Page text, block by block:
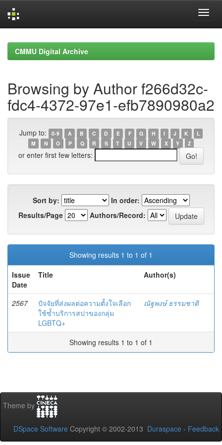
navigationCMMU Digital Archive
Browsing by Author f266d32c-
fdc4-4372-97e1-efb7890980a2
Jump to: 0-9 A B C D E F G H I J K
L
M
N O P Q R S T U V W X Y Z
or enter first few letters:
Sort by:
In order:
Results/Page
Authors/Record:
Showing results 1 to 1 of 1
Issue
Date
Title Author(s)
2567
ปัจจัยที่ส่งผลต่อความตั้งใจเลือก
ใช้ซ้ำบริการสปาของกลุ่ม
LGBTQ+
ณัฐพงษ์ ธรรมชาติ
Showing results 1 to 1 of 1
Theme by
DSpace Software Copyright © 2002-2013 Duraspace - Feedback